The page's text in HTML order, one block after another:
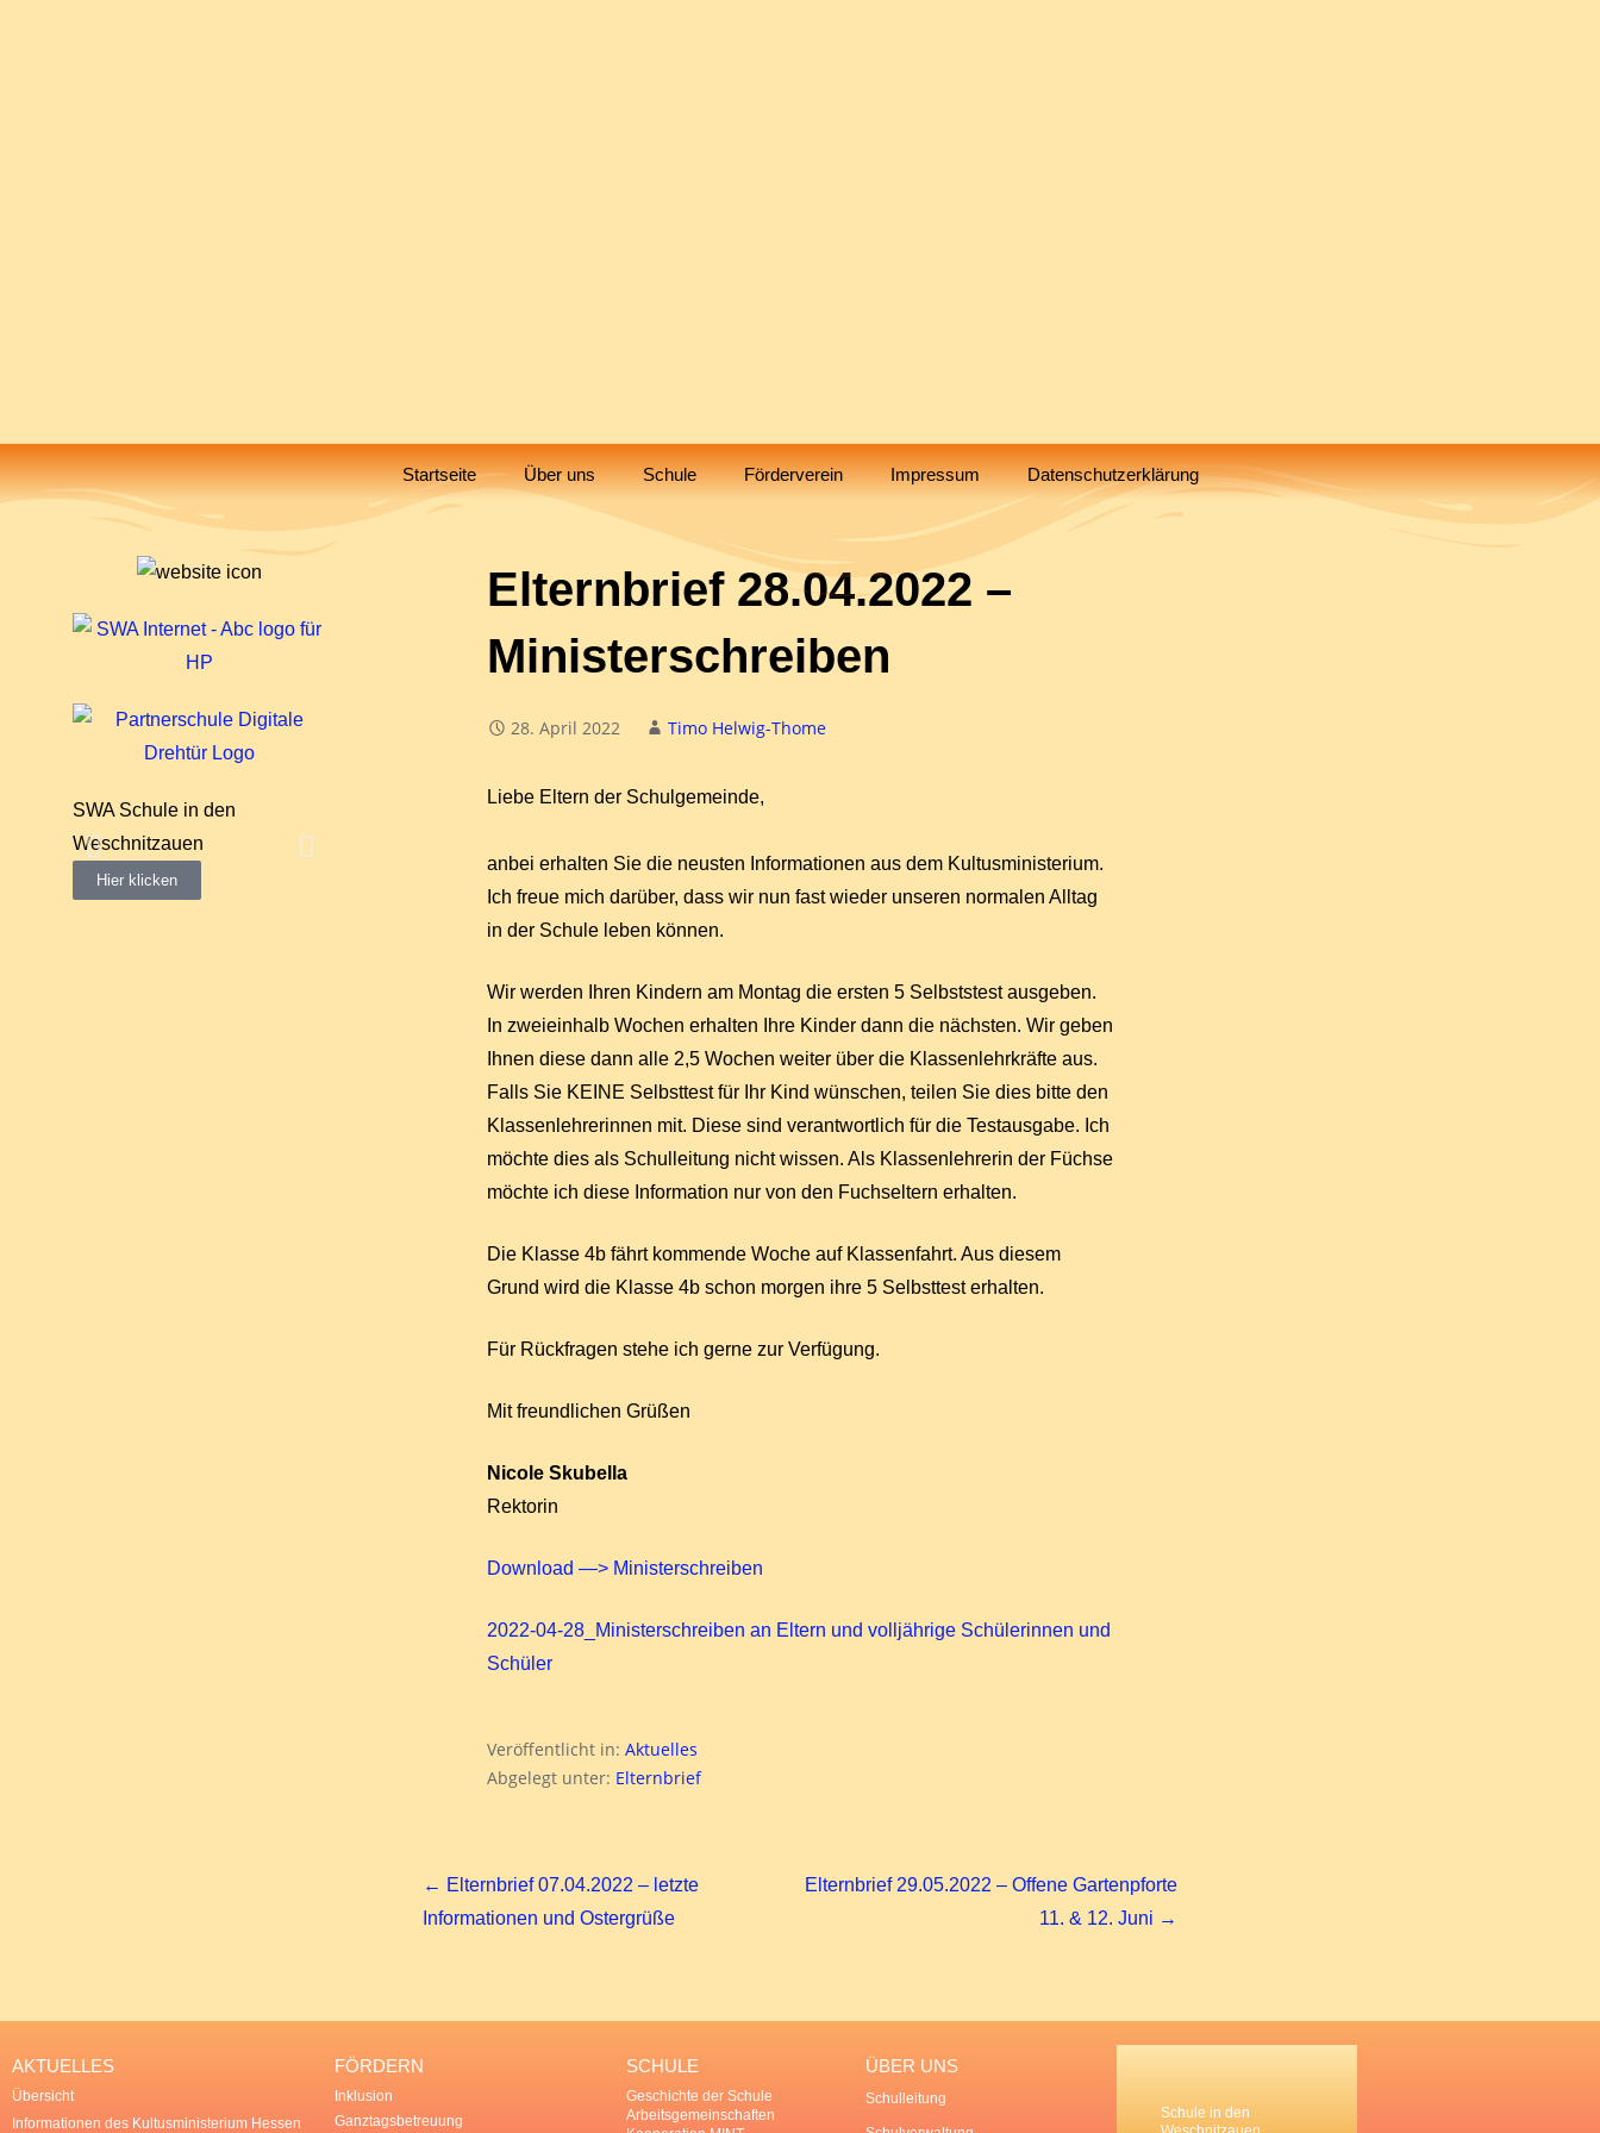
Startseite Über uns Schule Förderverein Impressum Datenschutzerklärung
Elternbrief 28.04.2022 –
Ministerschreiben
28. April 2022 Timo Helwig-Thome
Liebe Eltern der Schulgemeinde,
anbei erhalten Sie die neusten Informationen aus dem Kultusministerium.
Ich freue mich darüber, dass wir nun fast wieder unseren normalen Alltag
in der Schule leben können.
Wir werden Ihren Kindern am Montag die ersten 5 Selbststest ausgeben.
In zweieinhalb Wochen erhalten Ihre Kinder dann die nächsten. Wir geben
Ihnen diese dann alle 2,5 Wochen weiter über die Klassenlehrkräfte aus.
Falls Sie KEINE Selbsttest für Ihr Kind wünschen, teilen Sie dies bitte den
Klassenlehrerinnen mit. Diese sind verantwortlich für die Testausgabe. Ich
möchte dies als Schulleitung nicht wissen. Als Klassenlehrerin der Füchse
möchte ich diese Information nur von den Fuchseltern erhalten.
Die Klasse 4b fährt kommende Woche auf Klassenfahrt. Aus diesem
Grund wird die Klasse 4b schon morgen ihre 5 Selbsttest erhalten.
Für Rückfragen stehe ich gerne zur Verfügung.
Mit freundlichen Grüßen
Nicole Skubella
Rektorin
Download —> Ministerschreiben
2022-04-28_Ministerschreiben an Eltern und volljährige Schülerinnen und
Schüler
Veröffentlicht in: Aktuelles
Abgelegt unter: Elternbrief
← Elternbrief 07.04.2022 – letzte
Informationen und Ostergrüße
Elternbrief 29.05.2022 – Offene Gartenpforte
11. & 12. Juni →
SWA Schule in den
Weschnitzauen
Hier klicken
"Alte Schule"
AKTUELLES
Übersicht
Informationen des Kultusministerium Hessen
FÖRDERN
Inklusion
Ganztagsbetreuung
SCHULE
Geschichte der Schule
Arbeitsgemeinschaften
ÜBER UNS
Schulleitung
Schule in den